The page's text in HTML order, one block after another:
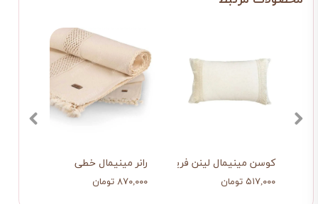
رانر مینیمال خطی
۸۷۰,۰۰۰ تومان
کوسن مینیمال لینن‌ فریم
۵۱۷,۰۰۰ تومان